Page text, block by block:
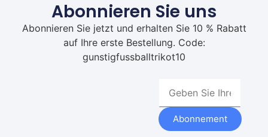
Abonnieren Sie uns
Abonnieren Sie jetzt und erhalten Sie 10 % Rabatt
auf Ihre erste Bestellung. Code:
gunstigfussballtrikot10
Abonnement